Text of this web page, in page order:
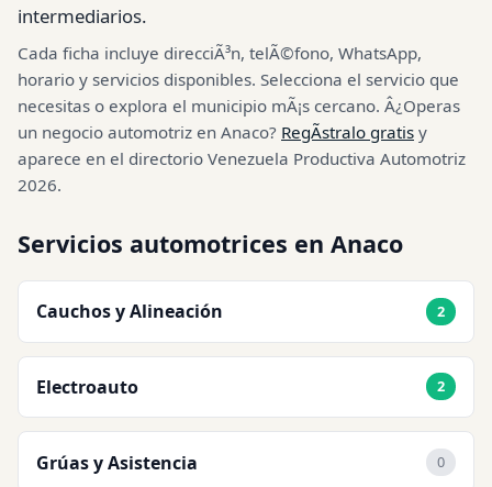
intermediarios.
Cada ficha incluye direcciÃ³n, telÃ©fono, WhatsApp,
horario y servicios disponibles. Selecciona el servicio que
necesitas o explora el municipio mÃ¡s cercano. Â¿Operas
un negocio automotriz en Anaco? RegÃ­stralo gratis y
aparece en el directorio Venezuela Productiva Automotriz
2026.
Servicios automotrices en Anaco
Cauchos y Alineación 2
Electroauto 2
Grúas y Asistencia 0